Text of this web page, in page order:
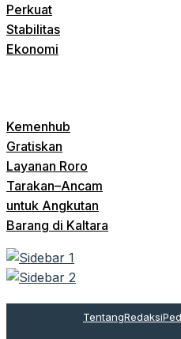
Perkuat
Stabilitas
Ekonomi
Kemenhub
Gratiskan
Layanan Roro
Tarakan–Ancam
untuk Angkutan
Barang di Kaltara
TentangRedaksi